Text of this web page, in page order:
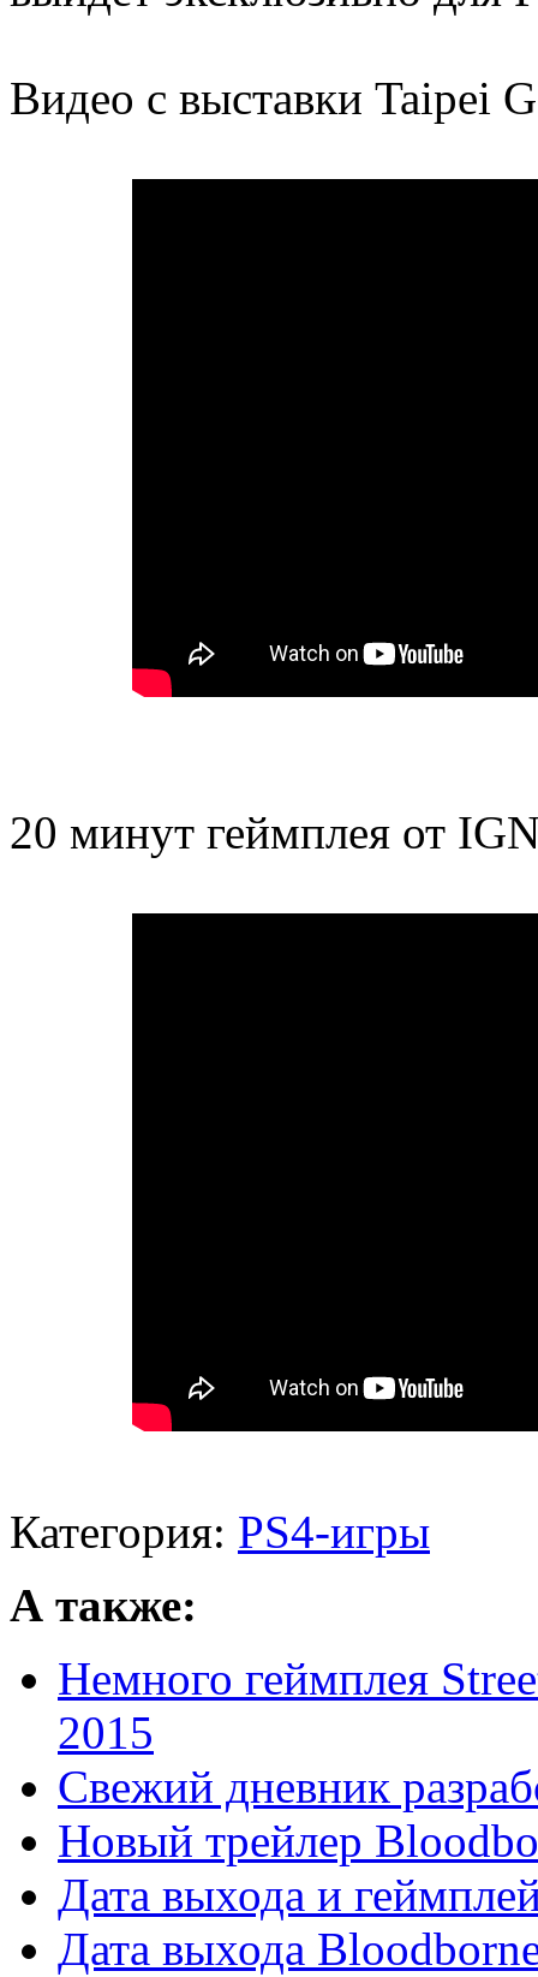
Видео с выставки Taipei
20 минут геймплея от
Категория: PS4-игры
А также:
Немного геймплея
2015
Свежий дневник
Новый трейлер
Дата выхода и
Дата выхода